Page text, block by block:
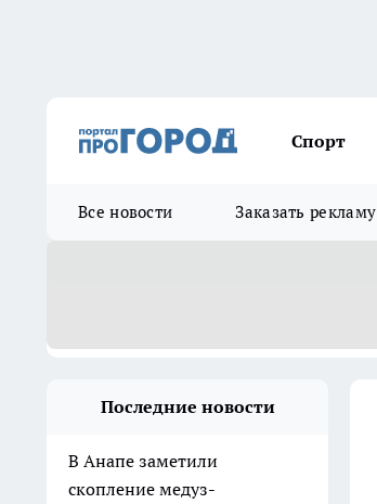
Спорт
Все новости Заказать рекламу
Последние новости
В Анапе заметили
скопление медуз-